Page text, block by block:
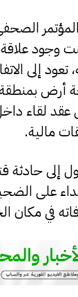
وجود
إلى
أرض
عقد لقاء
مالية.
إلى حادثة
على
في مكان